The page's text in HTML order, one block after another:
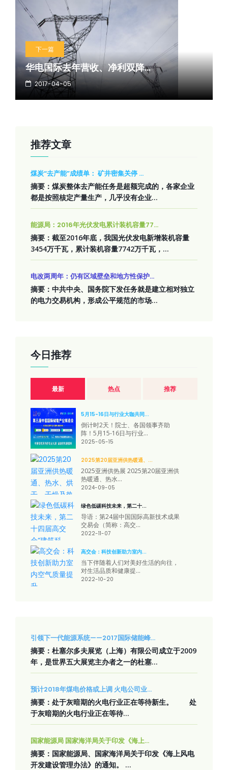
下一篇
华电国际去年营收、净利双降...
2017-04-05
推荐文章
煤炭“去产能”成绩单： 矿井密集关停 ...
摘要：煤炭整体去产能任务是超额完成的，各家企业
都是按照核定产量生产，几乎没有企业...
能源局：2016年光伏发电累计装机容量77...
摘要：截至2016年底，我国光伏发电新增装机容量
3454万千瓦，累计装机容量7742万千瓦，...
电改两周年：仍有区域壁垒和地方性保护...
摘要：中共中央、国务院下发任务就是建立相对独立
的电力交易机构，形成公平规范的市场...
今日推荐
最新 热点 推荐
5月15-16日与行业大咖共同...
倒计时2天！院士、各国领事齐助
阵！5月15-16日与行业...
2025-05-15
2025第20届亚洲供热暖通、...
2025亚洲供热展 2025第20届亚洲供
热暖通、热水...
2024-09-05
绿色低碳科技未来，第二十...
导语：第24届中国国际高新技术成果
交易会（简称：高交...
2022-11-07
高交会：科技创新助力室内...
当下伴随着人们对美好生活的向往，
对生活品质和健康提...
2022-10-20
引领下一代能源系统——2017国际储能峰...
摘要：杜塞尔多夫展览（上海）有限公司成立于2009
年，是世界五大展览主办者之一的杜塞...
预计2018年煤电价格或上调 火电公司业...
摘要：处于灰暗期的火电行业正在等待新生。 处
于灰暗期的火电行业正在等待...
国家能源局 国家海洋局关于印发《海上...
摘要：国家能源局、国家海洋局关于印发《海上风电
开发建设管理办法》的通知。 ...